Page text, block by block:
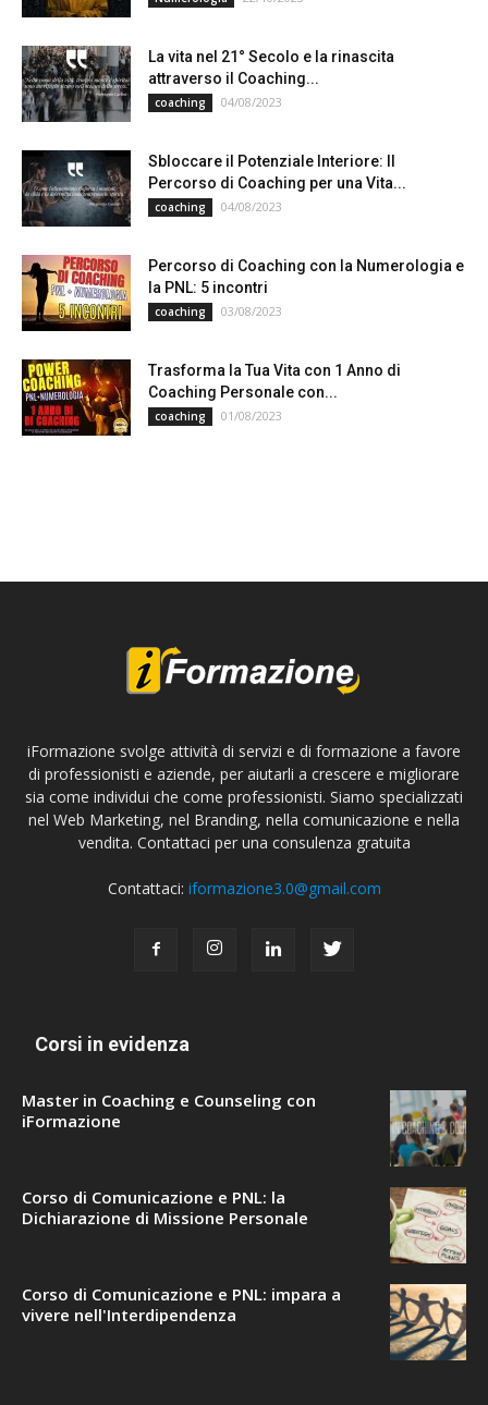
La vita nel 21° Secolo e la rinascita
attraverso il Coaching...
coaching 04/08/2023
Sbloccare il Potenziale Interiore: Il
Percorso di Coaching per una Vita...
coaching 04/08/2023
Percorso di Coaching con la Numerologia e
la PNL: 5 incontri
coaching 03/08/2023
Trasforma la Tua Vita con 1 Anno di
Coaching Personale con...
coaching 01/08/2023
iFormazione svolge attività di servizi e di formazione a favore
di professionisti e aziende, per aiutarli a crescere e migliorare
sia come individui che come professionisti. Siamo specializzati
nel Web Marketing, nel Branding, nella comunicazione e nella
vendita. Contattaci per una consulenza gratuita
Contattaci: iformazione3.0@gmail.com
Corsi in evidenza
Master in Coaching e Counseling con
iFormazione
Corso di Comunicazione e PNL: la
Dichiarazione di Missione Personale
Corso di Comunicazione e PNL: impara a
vivere nell'Interdipendenza